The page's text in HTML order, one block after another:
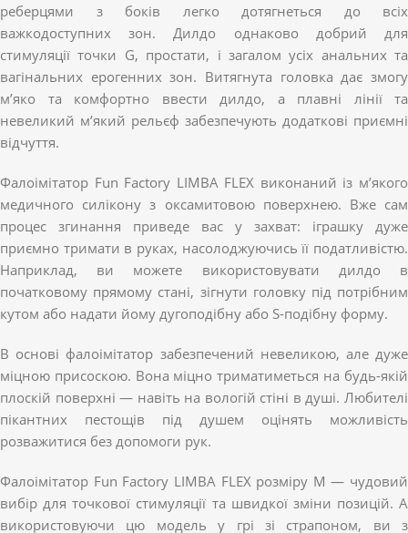
реберцями з боків легко дотягнеться до всіх
важкодоступних зон. Дилдо однаково добрий для
стимуляції точки G, простати, і загалом усіх анальних та
вагінальних ерогенних зон. Витягнута головка дає змогу
м’яко та комфортно ввести дилдо, а плавні лінії та
невеликий м’який рельєф забезпечують додаткові приємні
відчуття.
Фалоімітатор Fun Factory LIMBA FLEX виконаний із м’якого
медичного силікону з оксамитовою поверхнею. Вже сам
процес згинання приведе вас у захват: іграшку дуже
приємно тримати в руках, насолоджуючись її податливістю.
Наприклад, ви можете використовувати дилдо в
початковому прямому стані, зігнути головку під потрібним
кутом або надати йому дугоподібну або S-подібну форму.
В основі фалоімітатор забезпечений невеликою, але дуже
міцною присоскою. Вона міцно триматиметься на будь-якій
плоскій поверхні — навіть на вологій стіні в душі. Любителі
пікантних пестощів під душем оцінять можливість
розважитися без допомоги рук.
Фалоімітатор Fun Factory LIMBA FLEX розміру M — чудовий
вибір для точкової стимуляції та швидкої зміни позицій. А
використовуючи цю модель у грі зі страпоном, ви з